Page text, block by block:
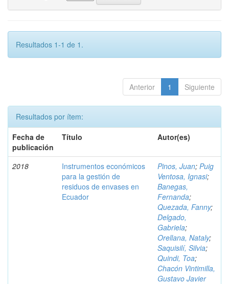
Resultados 1-1 de 1.
Anterior 1 Siguiente
Resultados por ítem:
Fecha de
publicación
Título Autor(es)
2018
Instrumentos económicos
para la gestión de
residuos de envases en
Ecuador
Pinos, Juan; Puig
Ventosa, Ignasi;
Banegas,
Fernanda;
Quezada, Fanny;
Delgado,
Gabriela;
Orellana, Nataly;
Saquisilí, Silvia;
Quindi, Toa;
Chacón Vintimilla,
Gustavo Javier